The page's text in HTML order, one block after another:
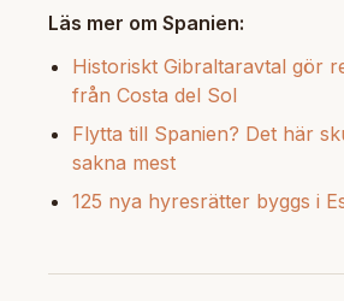
Läs mer om Spanien:
Historiskt Gibraltaravtal gör
från Costa del Sol
Flytta till Spanien? Det här
sakna mest
125 nya hyresrätter byggs i